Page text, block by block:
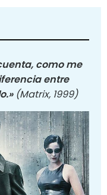
como me
entre
(Matrix, 1999)